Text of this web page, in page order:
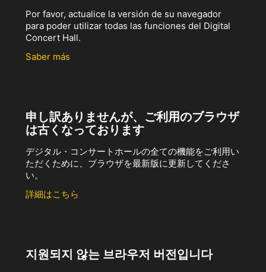
Por favor, actualice la versión de su navegador
para poder utilizar todas las funciones del Digital
Concert Hall.
Saber más
申し訳ありませんが、ご利用のブラウザ
は古くなっております
デジタル・コンサートホールの全ての機能をご利用い
ただくために、ブラウザを最新版に更新してくださ
い。
詳細はこちら
지원되지 않는 브라우저 버전입니다